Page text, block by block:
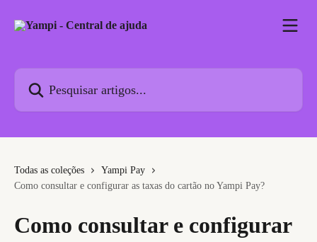
Todas as coleções
Yampi Pay
Como consultar e configurar as taxas do cartão no Yampi Pay?
Como consultar e configurar